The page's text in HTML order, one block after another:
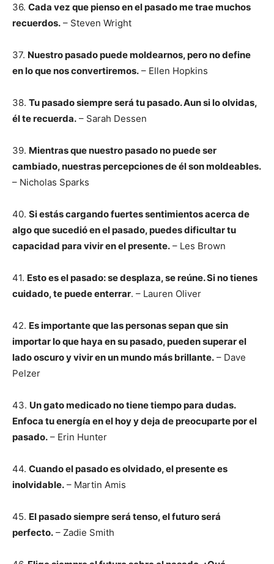
36. Cada vez que pienso en el pasado me trae muchos
recuerdos. – Steven Wright
37. Nuestro pasado puede moldearnos, pero no define
en lo que nos convertiremos. – Ellen Hopkins
38. Tu pasado siempre será tu pasado. Aun si lo olvidas,
él te recuerda. – Sarah Dessen
39. Mientras que nuestro pasado no puede ser
cambiado, nuestras percepciones de él son moldeables.
– Nicholas Sparks
40. Si estás cargando fuertes sentimientos acerca de
algo que sucedió en el pasado, puedes dificultar tu
capacidad para vivir en el presente. – Les Brown
41. Esto es el pasado: se desplaza, se reúne. Si no tienes
cuidado, te puede enterrar. – Lauren Oliver
42. Es importante que las personas sepan que sin
importar lo que haya en su pasado, pueden superar el
lado oscuro y vivir en un mundo más brillante. – Dave
Pelzer
43. Un gato medicado no tiene tiempo para dudas.
Enfoca tu energía en el hoy y deja de preocuparte por el
pasado. – Erin Hunter
44. Cuando el pasado es olvidado, el presente es
inolvidable. – Martin Amis
45. El pasado siempre será tenso, el futuro será
perfecto. – Zadie Smith